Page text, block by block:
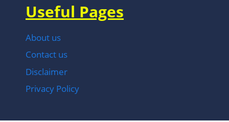
Useful Pages
About us
Contact us
Disclaimer
Privacy Policy